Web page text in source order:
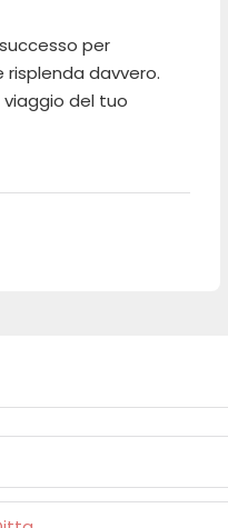
per
davvero.
viaggio del tuo